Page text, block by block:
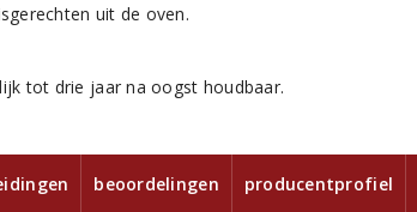
uit de oven.
tot drie jaar na oogst houdbaar.
beoordelingen producentprofiel